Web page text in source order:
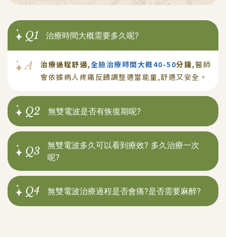
Q1 治療時間大概需要多久呢?
A 治療過程舒適,全臉治療時間大概40-50分鐘,醫師
會依據病人疼痛反饋調整適當能量,舒適又安全。
Q2 無雙電波是否有恢復期呢?
Q3
無雙電波多久可以看到療效? 多久治療一次
呢?
Q4 無雙電波治療過程是否會痛?是否需要麻醉?